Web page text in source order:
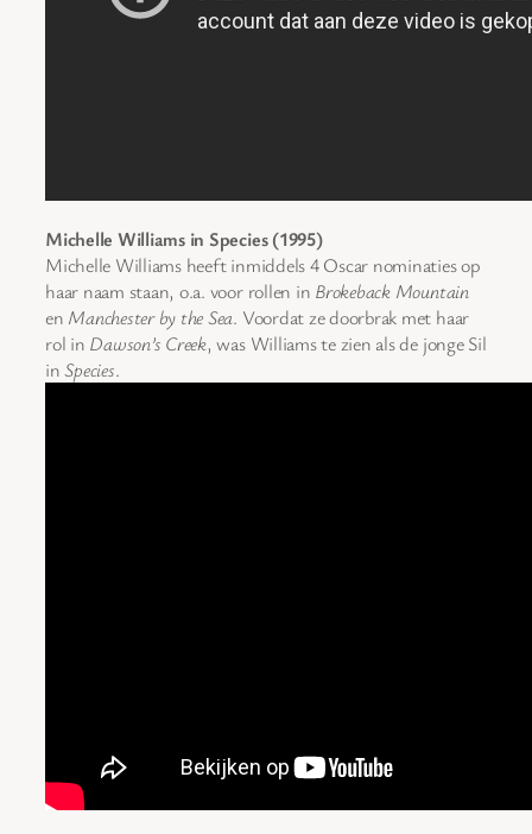
Michelle Williams in Species (1995)
Michelle Williams heeft inmiddels 4 Oscar nominaties op
haar naam staan, o.a. voor rollen in Brokeback Mountain
en Manchester by the Sea. Voordat ze doorbrak met haar
rol in Dawson’s Creek, was Williams te zien als de jonge Sil
inSpecies.